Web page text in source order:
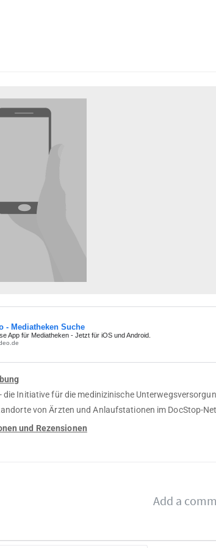
die Initiative für die medinizinische
von Ärzten und Anlaufstationen im DocStop-
und Rezensionen